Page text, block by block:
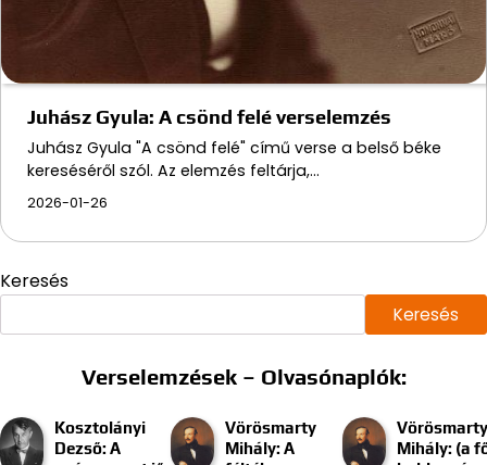
Juhász Gyula: A csönd felé verselemzés
Juhász Gyula "A csönd felé" című verse a belső béke
kereséséről szól. Az elemzés feltárja,…
2026-01-26
Keresés
Keresés
Verselemzések – Olvasónaplók:
Kosztolányi
Dezső: A
Vörösmarty
Mihály: A
Vörösmarty
Mihály: (a